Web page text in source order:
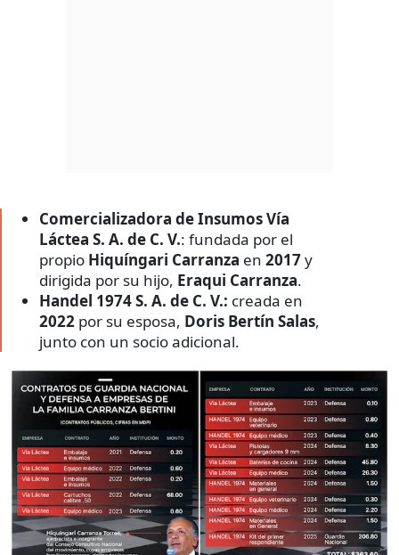
Comercializadora de Insumos Vía
Láctea S. A. de C. V.: fundada por el
propio Hiquíngari Carranza en 2017y
dirigida por su hijo, Eraqui Carranza.
Handel 1974 S. A. de C. V.: creada en
2022 por su esposa, Doris Bertín Salas,
junto con un socio adicional.